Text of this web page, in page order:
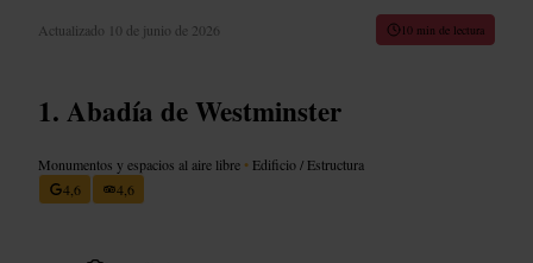
Actualizado 10 de junio de 2026 10 min de lectura
Abadía de Westminster
Monumentos y espacios al aire libre • Edificio / Estructura
4,6
4,6